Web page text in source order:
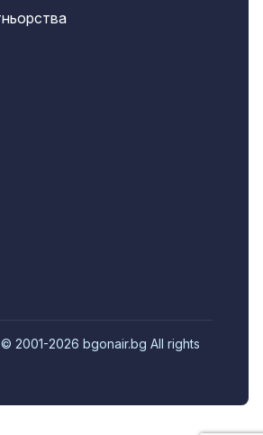
© 2001-2026 bgonair.bg All rights